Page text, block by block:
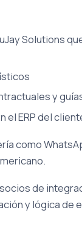
Solutions
y
el ERP del
como
de
y lógica de